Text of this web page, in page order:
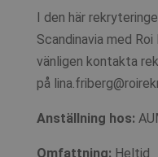
I den här
Scandinavia med
vänligen kontakta
på
Anställning hos:
Omfattning: Heltid